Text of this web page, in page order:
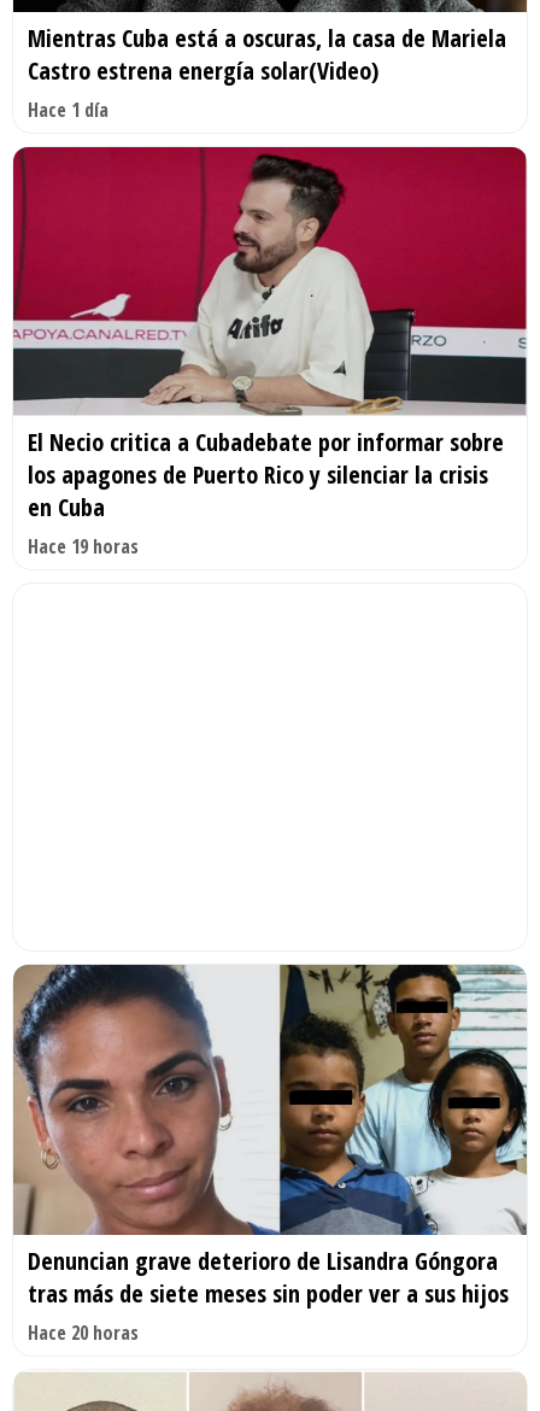
Mientras Cuba está a oscuras, la casa de Mariela
Castro estrena energía solar(Video)
Hace 1 día
El Necio critica a Cubadebate por informar sobre
los apagones de Puerto Rico y silenciar la crisis
en Cuba
Hace 19 horas
Denuncian grave deterioro de Lisandra Góngora
tras más de siete meses sin poder ver a sus hijos
Hace 20 horas